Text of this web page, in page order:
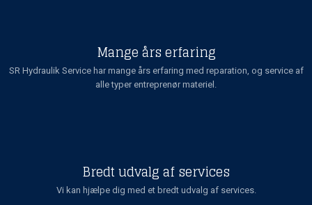
Mange års erfaring
SR Hydraulik Service har mange års erfaring med reparation, og service af
alle typer entreprenør materiel.
Bredt udvalg af services
Vi kan hjælpe dig med et bredt udvalg af services.